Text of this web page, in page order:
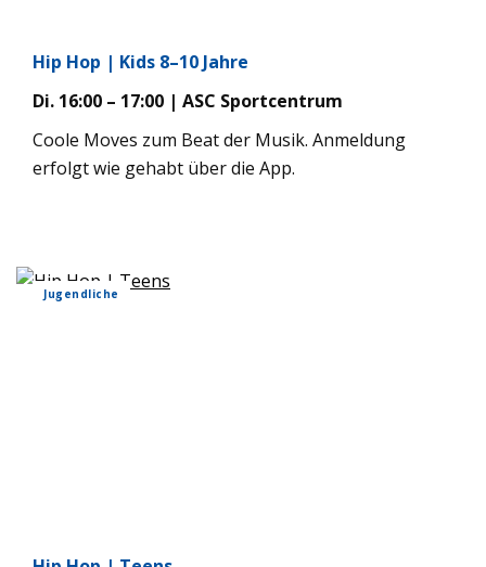
Hip Hop | Kids 8–10 Jahre
Di. 16:00 – 17:00 | ASC Sport­cen­trum
Coole Moves zum Beat der Musik. Anmel­dung
erfolgt wie gehabt über die App.
Jugend­li­che